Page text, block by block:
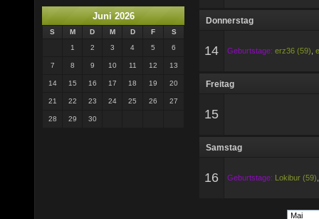
Juni 2026
S M D M D F
S
1
2 3 4 5 6
7 8 9 10 11 12 13
14 15 16 17 18 19 20
21 22 23 24 25 26 27
28 29 30
Donnerstag
14 Geburtstage: erz36 (59)
Freitag
15
Samstag
16 Geburtstage: Lokibur (59)